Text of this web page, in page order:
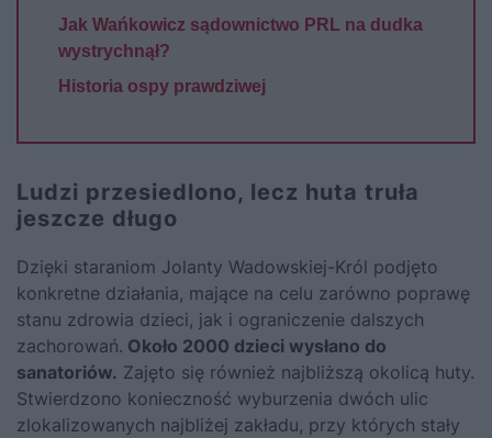
Jak Wańkowicz sądownictwo PRL na dudka
wystrychnął?
Historia ospy prawdziwej
Ludzi przesiedlono, lecz huta truła
jeszcze długo
Dzięki staraniom Jolanty Wadowskiej-Król podjęto
konkretne działania, mające na celu zarówno poprawę
stanu zdrowia dzieci, jak i ograniczenie dalszych
zachorowań. Około 2000 dzieci wysłano do
sanatoriów. Zajęto się również najbliższą okolicą huty.
Stwierdzono konieczność wyburzenia dwóch ulic
zlokalizowanych najbliżej zakładu, przy których stały